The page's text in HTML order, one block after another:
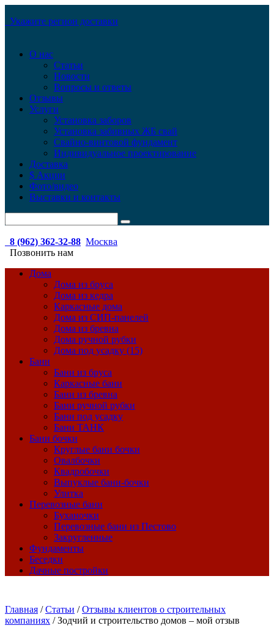
Укажите регион доставки
О нас
Статьи
Новости
Вопросы и ответы
Отзывы
Услуги
Установка заборов
Установка забивных ЖБ свай
Свайно-винтовой фундамент
Индивидуальное проектирование
Доставка
$ Акции
Фото/видео
Выставки и контакты
8 (962) 362-32-88 Москва
Позвонить нам
Дома
Дома из бруса
Дома из кедра
Каркасные дома
Дома из СИП-панелей
Дома из бревна
Дома ручной рубки
Дома под усадку (15)
Бани
Бани из бруса
Каркасные бани
Бани из бревна
Бани ручной рубки
Бани под усадку
Бани ТАНК
Бани бочки
Круглые бани бочки
Овалбочки
Квадробочки
Выпуклые бани-бочки
Улитка
Перевозные бани
Буханочки
Перевозные бани из Пестово
Закругленные
Фундаменты
Беседки
Дачные постройки
Главная /Статьи /Отзывы клиентов о строительных
компаниях /Зодчий и строительство домов – мой отзыв